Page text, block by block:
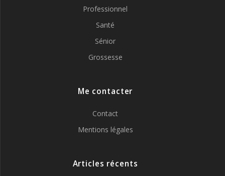
Professionnel
Santé
Sénior
Grossesse
Me contacter
Contact
Mentions légales
Articles récents